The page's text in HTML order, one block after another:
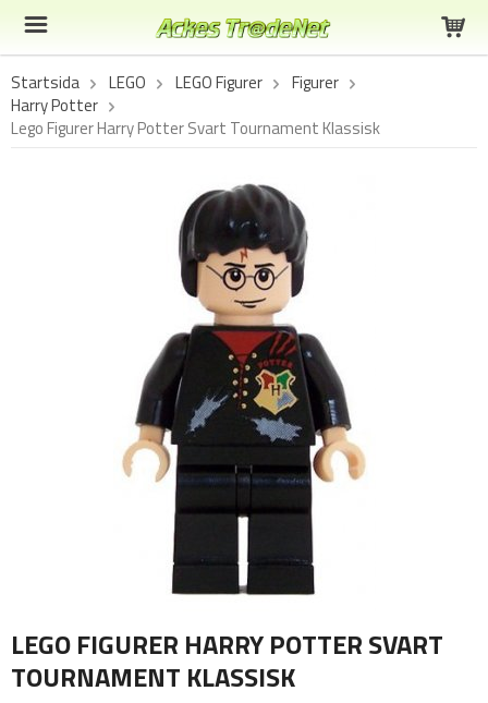
Startsida LEGO LEGO Figurer
Figurer
Harry Potter
Lego Figurer Harry Potter Svart Tournament Klassisk
LEGO FIGURER HARRY POTTER SVART
TOURNAMENT KLASSISK